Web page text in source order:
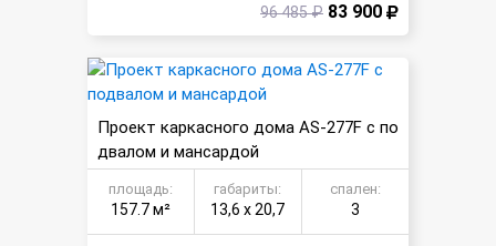
96 485 ₽ 83 900
Проект каркасного дома AS-277F с по
двалом и мансардой
площадь:
157.7 м²
габариты:
13,6 х 20,7
спален:
3